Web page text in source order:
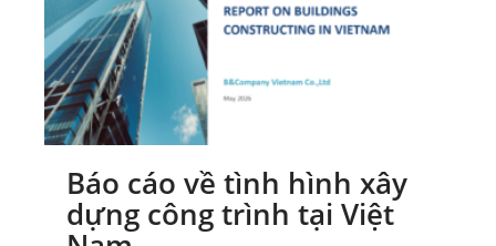
Báo cáo về tình hình xây
dựng công trình tại Việt
ĐĂNG KÝ NHẬN BẢN TIN